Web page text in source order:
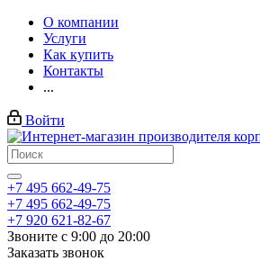
О компании
Услуги
Как купить
Контакты
...
Войти
+7 495 662-49-75
+7 495 662-49-75
+7 920 621-82-67
Звоните с 9:00 до 20:00
Заказать звонок